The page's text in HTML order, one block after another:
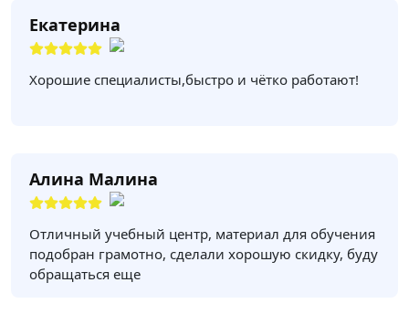
Екатерина
Хорошие специалисты,быстро и чётко работают!
Алина Малина
Отличный учебный центр, материал для обучения
подобран грамотно, сделали хорошую скидку, буду
обращаться еще